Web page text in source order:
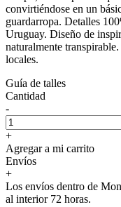
convirtiéndose en un
guardarropa. Detalles
Uruguay. Diseño de
naturalmente
locales.
Guía de talles
Cantidad
-
+
Agregar a mi carrito
Envíos
+
Los envíos dentro de
al interior 72 horas.